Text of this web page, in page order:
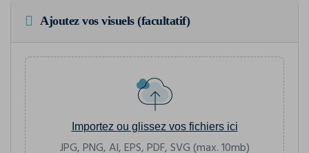
Ajoutez vos visuels (facultatif)
Importez ou glissez vos fichiers ici
JPG, PNG, AI, EPS, PDF, SVG (max. 10mb)